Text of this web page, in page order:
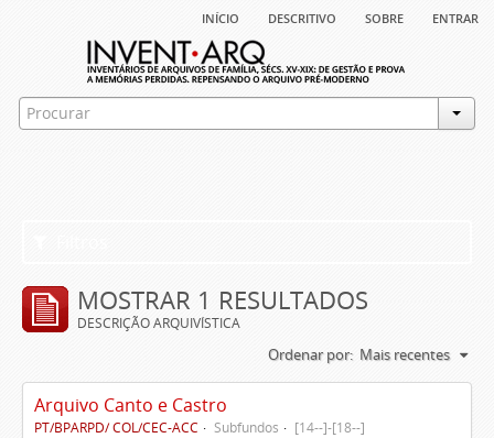
início descritivo sobre entrar
MOSTRAR 1 RESULTADOS
DESCRIÇÃO ARQUIVÍSTICA
Ordenar por: Mais recentes
Arquivo Canto e Castro
PT/BPARPD/ COL/CEC-ACC Subfundos [14--]-[18--]